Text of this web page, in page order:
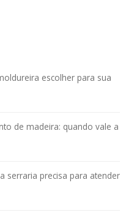
escolher para sua
de madeira: quando vale a
serraria precisa para atender